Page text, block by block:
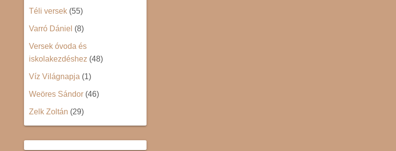
Téli versek (55)
Varró Dániel (8)
Versek óvoda és
iskolakezdéshez (48)
Víz Világnapja (1)
Weöres Sándor (46)
Zelk Zoltán (29)